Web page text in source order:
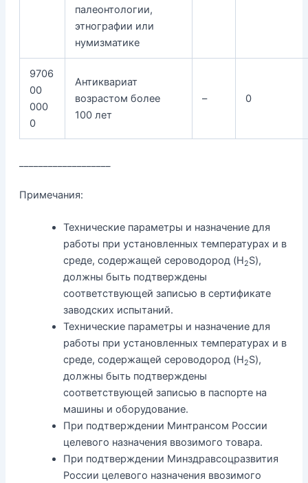
палеонтологии,
этнографии или
нумизматике
9706
00
000
0
Антиквариат
возрастом более
100 лет
– 0
Примечания:
Технические параметры и назначение для
работы при установленных температурах и в
среде, содержащей сероводород (H2S),
должны быть подтверждены
соответствующей записью в сертификате
заводских испытаний.
Технические параметры и назначение для
работы при установленных температурах и в
среде, содержащей сероводород (H2S),
должны быть подтверждены
соответствующей записью в паспорте на
машины и оборудование.
При подтверждении Минтрансом России
целевого назначения ввозимого товара.
При подтверждении Минздравсоцразвития
России целевого назначения ввозимого